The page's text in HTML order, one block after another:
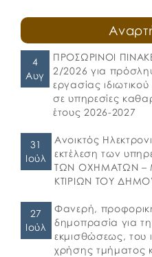
4
Αυγ
ΠΡΟΣΩΡΙΝΟΙ
2/2026 για
εργασίας
σε υπηρεσίες
έτους 2026-2027
31
Ιούλ
Ανοικτός
εκτέλεση των
ΤΩΝ ΟΧΗΜΑΤΩΝ –
ΚΤΙΡΙΩΝ ΤΟΥ
27
Ιούλ
Φανερή, προφορική
δημοπρασία για
εκμισθώσεως, του
χρήσης τμήματος